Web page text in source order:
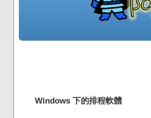
Windows 下的排程軟體